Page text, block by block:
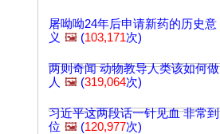
屠呦呦24年后申请新药的历史意
义 🖼️ (103,171次)
两则奇闻 动物教导人类该如何做
人 🖼️ (319,064次)
习近平这两段话一针见血 非常到
位 🖼️ (120,977次)